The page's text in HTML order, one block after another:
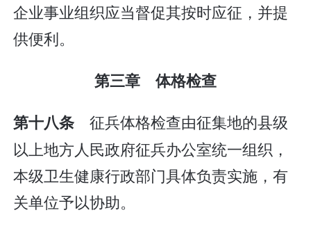
企业事业组织应当督促其按时应征，并提
供便利。
第三章 体格检查
第十八条 征兵体格检查由征集地的县级
以上地方人民政府征兵办公室统一组织，
本级卫生健康行政部门具体负责实施，有
关单位予以协助。